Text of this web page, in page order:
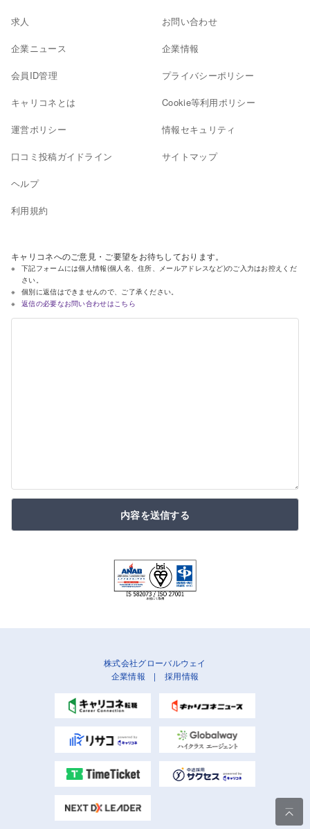
求人
企業ニュース
会員ID管理
キャリコネとは
運営ポリシー
口コミ投稿ガイドライン
ヘルプ
利用規約
お問い合わせ
企業情報
プライバシーポリシー
Cookie等利用ポリシー
情報セキュリティ
サイトマップ
キャリコネへのご意見・ご要望をお待ちしております。
下記フォームには個人情報(個人名、住所、メールアドレスなど)のご入力はお控えくだ
さい。
個別に返信はできませんので、ご了承ください。
返信の必要なお問い合わせはこちら
内容を送信する
株式会社グローバルウェイ
企業情報 | 採用情報
